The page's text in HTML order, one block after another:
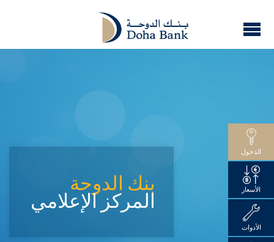
بنك الدوحة
المركز الإعلامي
الدخول
الأسعار
الأدوات